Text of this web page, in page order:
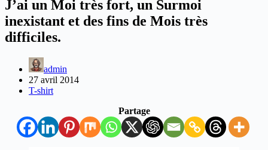
J’ai un Moi très fort, un Surmoi
inexistant et des fins de Mois très
difficiles.
admin
27 avril 2014
T-shirt
Partage